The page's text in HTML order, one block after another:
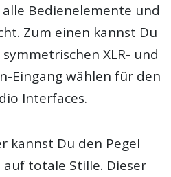
Bedienelemente und
Zum einen kannst Du
XLR- und
Eingang wählen für den
Interfaces.
kannst Du den Pegel
totale Stille. Dieser